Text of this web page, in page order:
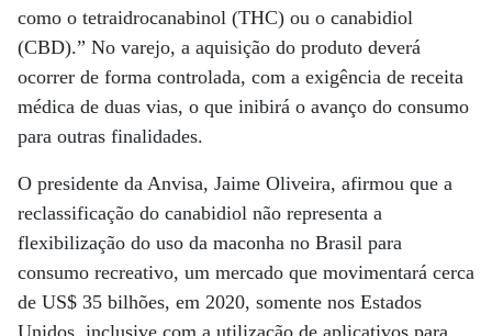
como o tetraidrocanabinol (THC) ou o canabidiol
(CBD).” No varejo, a aquisição do produto deverá
ocorrer de forma controlada, com a exigência de receita
médica de duas vias, o que inibirá o avanço do consumo
para outras finalidades.
O presidente da Anvisa, Jaime Oliveira, afirmou que a
reclassificação do canabidiol não representa a
flexibilização do uso da maconha no Brasil para
consumo recreativo, um mercado que movimentará cerca
de US$ 35 bilhões, em 2020, somente nos Estados
Unidos, inclusive com a utilização de aplicativos para